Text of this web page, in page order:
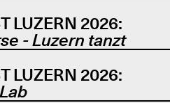
LUZERN 2026:
- Luzern tanzt
LUZERN 2026: